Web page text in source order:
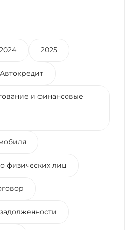
2024 2025
Автокредит
и финансовые
физических лиц